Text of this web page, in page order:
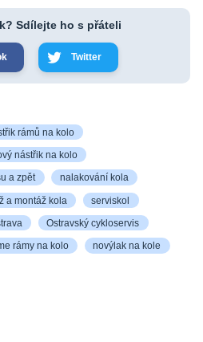
Sdílejte ho s přáteli
Twitter
rámů na kolo
nástřik na kolo
a zpět nalakování kola
a montáž kola serviskol
Ostravský cykloservis
rámy na kolo novýlak na kole